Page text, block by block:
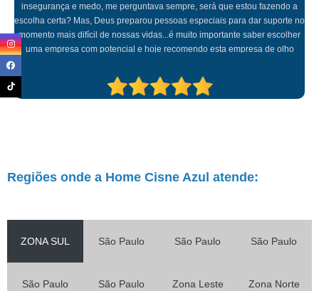
o aplicativo que eles disponibilizam fez toda a diferença para que eu
conseguisse trabalhar sossegada sabendo que minha mãe estava em
boas mão. Parabéns a toda equipe!!!
Regiões onde a Home Cisne Azul atende:
ZONA SUL São Paulo São Paulo São Paulo
São Paulo São Paulo Zona Leste Zona Norte